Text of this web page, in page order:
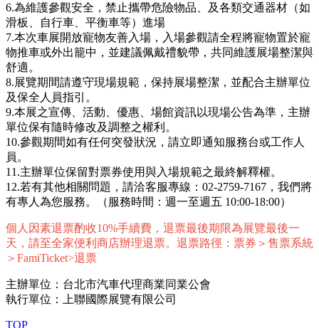
6.為維護參觀安全，禁止攜帶危險物品、及各類交通器材（如
滑板、自行車、平衡車等）進場
7.本次車展開放寵物友善入場，入場參觀請全程將寵物置於寵
物推車或外出籠中，並建議佩戴禮貌帶，共同維護展場整潔與
舒適。
8.展覽期間請遵守現場規範，保持展場整潔，並配合主辦單位
及保全人員指引。
9.本展之宣傳、活動、優惠、場館資訊以現場公告為準，主辦
單位保有隨時修改及調整之權利。
10.參觀期間如有任何突發狀況，請立即通知服務台或工作人
員。
11.主辦單位保留對票券使用與入場規範之最終解釋權。
12.若有其他相關問題，請洽客服專線：02-2759-7167，我們將
有專人為您服務。（服務時間：週一至週五 10:00-18:00）
個人因素退票酌收10%手續費，退票最後期限為展覽最後一
天，請至全家便利商店辦理退票。退票路徑：票券＞售票系統
＞FamiTicket>退票
主辦單位：台北市汽車代理商業同業公會
執行單位：上聯國際展覽有限公司
TOP